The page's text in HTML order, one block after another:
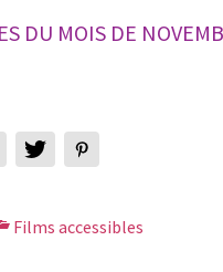
DU MOIS DE
Films accessibles